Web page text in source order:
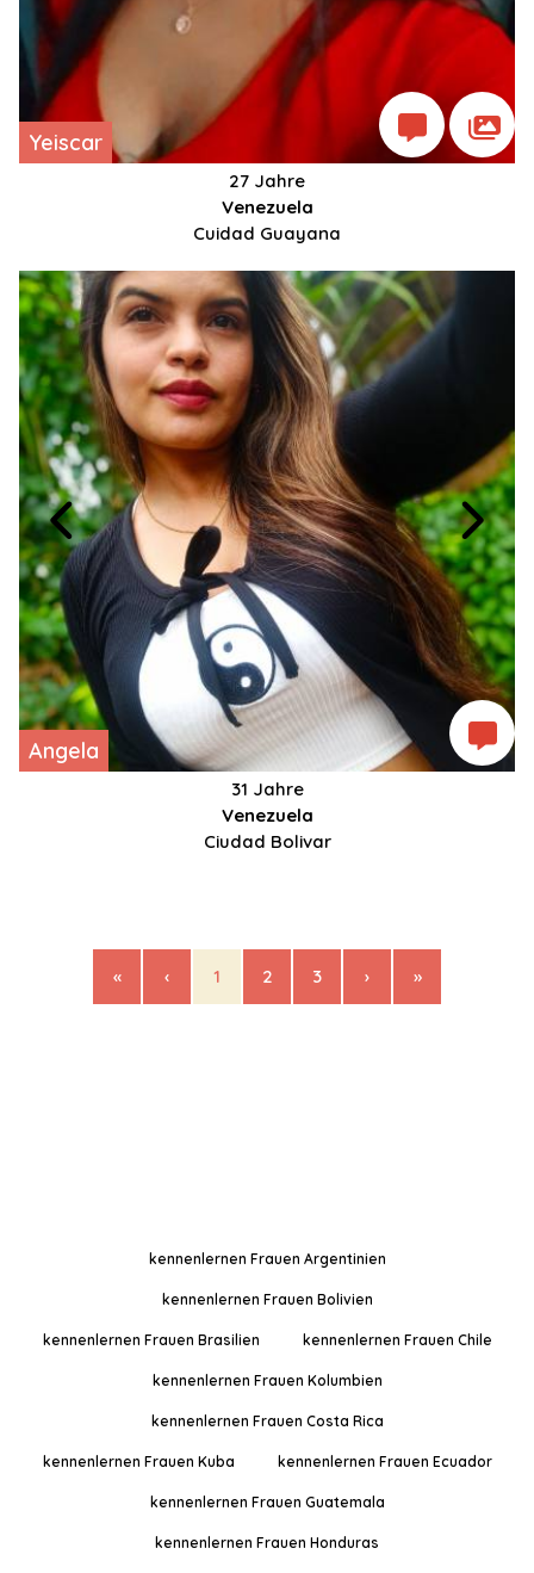
Yeiscar
27 Jahre
Venezuela
Cuidad Guayana
Angela
31 Jahre
Venezuela
Ciudad Bolivar
« ‹ 1 2 3 › »
kennenlernen Frauen Argentinien
kennenlernen Frauen Bolivien
kennenlernen Frauen Brasilien kennenlernen Frauen Chile
kennenlernen Frauen Kolumbien
kennenlernen Frauen Costa Rica
kennenlernen Frauen Kuba kennenlernen Frauen Ecuador
kennenlernen Frauen Guatemala
kennenlernen Frauen Honduras